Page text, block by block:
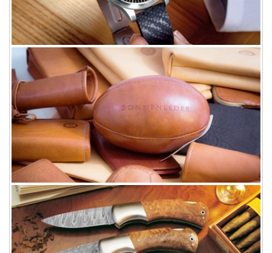
Leather
皮具
Boutique